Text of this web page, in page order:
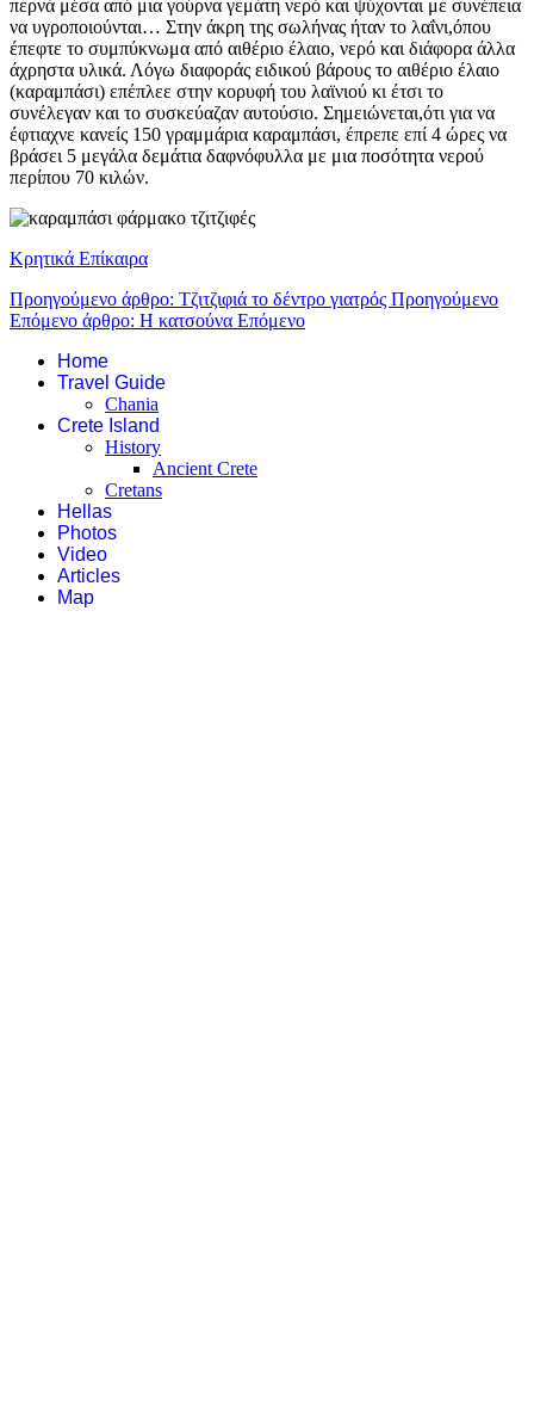
περνά μέσα από μια γούρνα γεμάτη νερό και ψύχονται με συνέπεια
να υγροποιούνται… Στην άκρη της σωλήνας ήταν το λαΐνι,όπου
έπεφτε το συμπύκνωμα από αιθέριο έλαιο, νερό και διάφορα άλλα
άχρηστα υλικά. Λόγω διαφοράς ειδικού βάρους το αιθέριο έλαιο
(καραμπάσι) επέπλεε στην κορυφή του λαϊνιού κι έτσι το
συνέλεγαν και το συσκεύαζαν αυτούσιο. Σημειώνεται,ότι για να
έφτιαχνε κανείς 150 γραμμάρια καραμπάσι, έπρεπε επί 4 ώρες να
βράσει 5 μεγάλα δεμάτια δαφνόφυλλα με μια ποσότητα νερού
περίπου 70 κιλών.
Κρητικά Επίκαιρα
Προηγούμενο άρθρο: Τζιτζιφιά το δέντρο γιατρός Προηγούμενο
Επόμενο άρθρο: Η κατσούνα Επόμενο
Home
Travel Guide
Chania
Crete Island
History
Ancient Crete
Cretans
Hellas
Photos
Video
Articles
Map